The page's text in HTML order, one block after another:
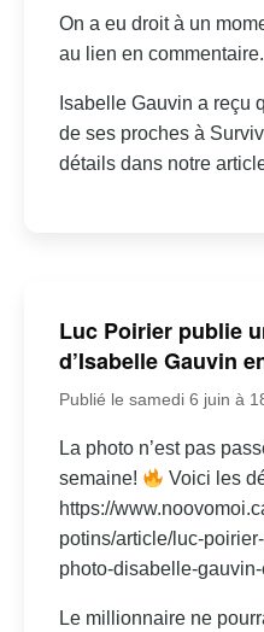
On a eu droit à un
au lien en commentaire.
Isabelle Gauvin a reçu
de ses proches à
détails dans notre
Luc Poirier publie
d’Isabelle Gauvin
Publié le samedi 6 juin à
La photo n’est pas
semaine!
Voici les
https://
potins/article/luc-
photo-disabelle-
Le millionnaire ne